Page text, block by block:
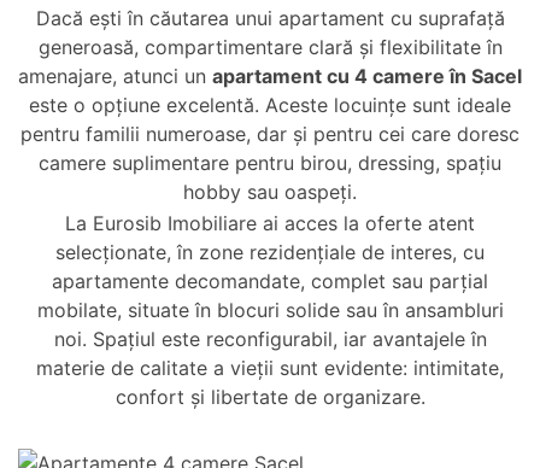
Dacă ești în căutarea unui apartament cu suprafață
generoasă, compartimentare clară și flexibilitate în
amenajare, atunci un apartament cu 4 camere în Sacel
este o opțiune excelentă. Aceste locuințe sunt ideale
pentru familii numeroase, dar și pentru cei care doresc
camere suplimentare pentru birou, dressing, spațiu
hobby sau oaspeți.
La Eurosib Imobiliare ai acces la oferte atent
selecționate, în zone rezidențiale de interes, cu
apartamente decomandate, complet sau parțial
mobilate, situate în blocuri solide sau în ansambluri
noi. Spațiul este reconfigurabil, iar avantajele în
materie de calitate a vieții sunt evidente: intimitate,
confort și libertate de organizare.